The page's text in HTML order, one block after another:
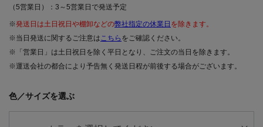
（5営業日）：3～5営業日で発送予定
※発送日は土日祝日や棚卸などの弊社指定の休業日 を除きます。
※当日発送に関するご注意はこちら をご確認ください。
※「営業日」は土日祝日を除く平日となり、ご注文の当日を除きます。
※運送会社の都合により予告無く発送日程が前後する場合がございます。
色／サイズを選ぶ